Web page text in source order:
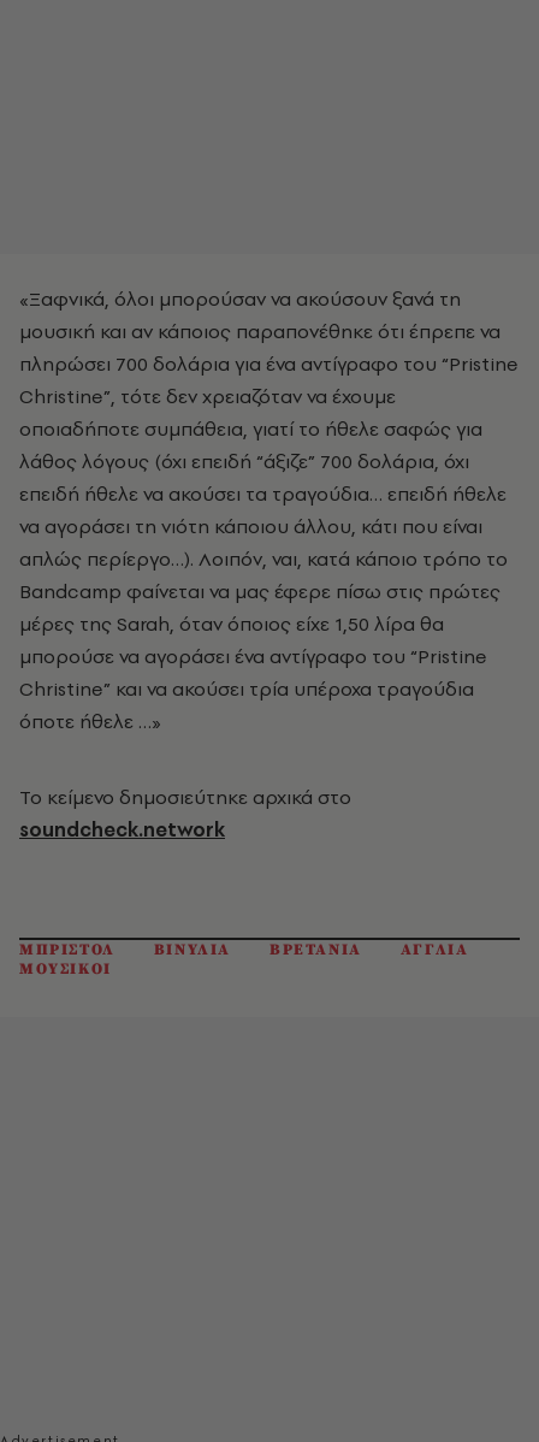
«Ξαφνικά, όλοι μπορούσαν να ακούσουν ξανά τη
μουσική και αν κάποιος παραπονέθηκε ότι έπρεπε να
πληρώσει 700 δολάρια για ένα αντίγραφο του “Pristine
Christine”, τότε δεν χρειαζόταν να έχουμε
οποιαδήποτε συμπάθεια, γιατί το ήθελε σαφώς για
λάθος λόγους (όχι επειδή “άξιζε” 700 δολάρια, όχι
επειδή ήθελε να ακούσει τα τραγούδια… επειδή ήθελε
να αγοράσει τη νιότη κάποιου άλλου, κάτι που είναι
απλώς περίεργο…). Λοιπόν, ναι, κατά κάποιο τρόπο το
Bandcamp φαίνεται να μας έφερε πίσω στις πρώτες
μέρες της Sarah, όταν όποιος είχε 1,50 λίρα θα
μπορούσε να αγοράσει ένα αντίγραφο του “Pristine
Christine” και να ακούσει τρία υπέροχα τραγούδια
όποτε ήθελε …»
Το κείμενο δημοσιεύτηκε αρχικά στο
soundcheck.network
ΜΠΡΙΣΤΟΛ ΒΙΝΥΛΙΑ ΒΡΕΤΑΝΙΑ
ΑΓΓΛΙΑ
ΜΟΥΣΙΚΟΙ